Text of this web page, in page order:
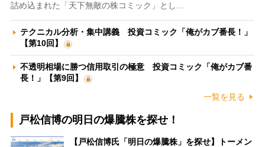
詰め込まれた「天下無敵の株コミック」とし…
テクニカル分析・集中講義 投資コミック「俺がカブ番長！」
【第10回】
不透明相場に勝つ信用取引の極意 投資コミック「俺がカブ番
長！」【第9回】
一覧を見る
戸松信博の明日の爆騰株を探せ！
【戸松信博氏「明日の爆騰株」を探せ】トーメン